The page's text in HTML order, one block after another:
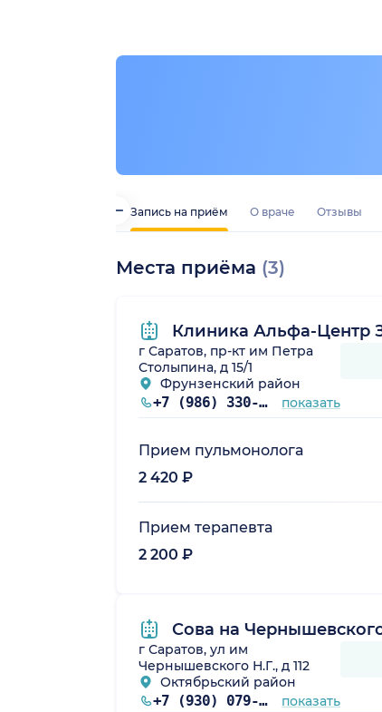
Запись на приём О враче Отзывы
Места приёма (3)
Клиника Альфа-Центр
г Саратов, пр-кт им Петра
Столыпина, д 15/1
Фрунзенский район
+7 (986) 330-18-97 показать
Прием пульмонолога
2 420 ₽
Прием терапевта
2 200 ₽
Сова на
г Саратов, ул им
Чернышевского Н.Г., д 112
Октябрьский район
+7 (930) 079-02-93 показать